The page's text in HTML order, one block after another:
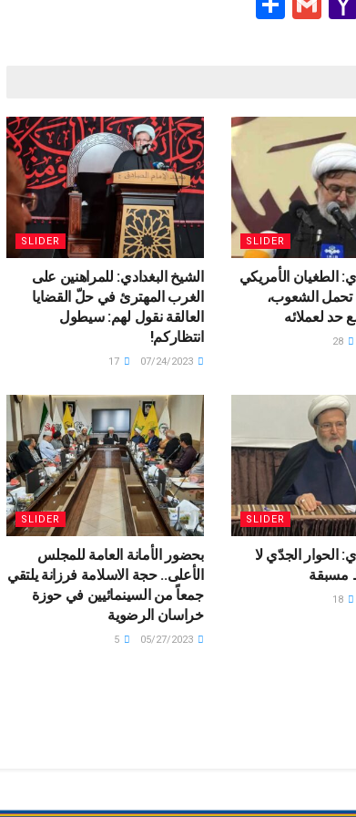
o
M
ail
SLIDER
الطغيان الأمريكي
تحمل الشعوب،
حد لعملائه
SLIDER
الشيخ البغدادي: للمراهنين على
الغرب المهترئ في حلّ القضايا
العالقة نقول لهم: سيطول
انتظاركم!
07/24/2023
17
SLIDER
الحوار الجدّي لا
مسبقة
SLIDER
بحضور الأمانة العامة للمجلس
الأعلى.. حجة الاسلامة فرزانة يلتقي
جمعاً من السينمائيين في حوزة
خراسان الرضوية
05/27/2023
5